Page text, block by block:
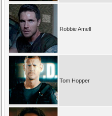
Robbie Amell
Tom Hopper